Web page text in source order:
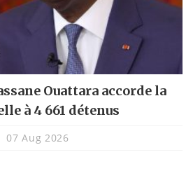
Ouattara accorde la
à 4 661 détenus
07 Aug 2026